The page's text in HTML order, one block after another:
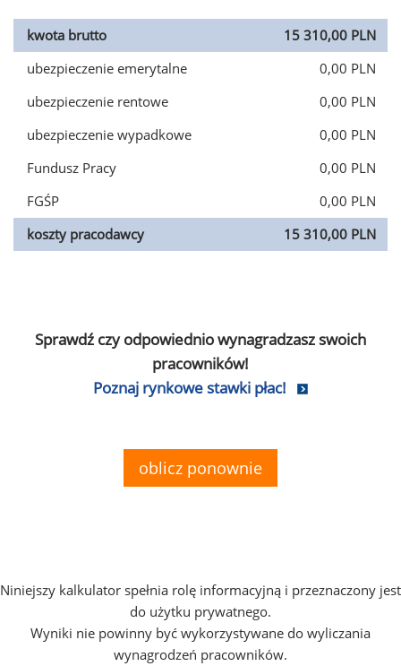
kwota brutto
15 310,00 PLN
ubezpieczenie emerytalne
0,00 PLN
ubezpieczenie rentowe
0,00 PLN
ubezpieczenie wypadkowe
0,00 PLN
Fundusz Pracy
0,00 PLN
FGŚP
0,00 PLN
koszty pracodawcy
15 310,00 PLN
Sprawdź czy odpowiednio wynagradzasz swoich
pracowników!
Poznaj rynkowe stawki płac!
oblicz ponownie
Niniejszy kalkulator spełnia rolę informacyjną i przeznaczony jest
do użytku prywatnego.
Wyniki nie powinny być wykorzystywane do wyliczania
wynagrodzeń pracowników.